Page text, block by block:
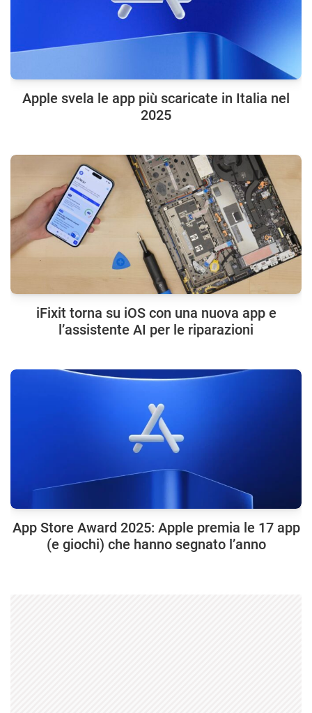
Apple svela le app più scaricate in Italia nel
2025
iFixit torna su iOS con una nuova app e
l’assistente AI per le riparazioni
App Store Award 2025: Apple premia le 17 app
(e giochi) che hanno segnato l’anno